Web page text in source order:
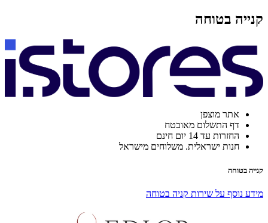
קנייה בטוחה
אתר מוצפן
דף התשלום מאובטח
החזרות עד 14 יום חינם
חנות ישראלית. משלוחים מישראל
קנייה בטוחה
מידע נוסף על שירות קניה בטוחה